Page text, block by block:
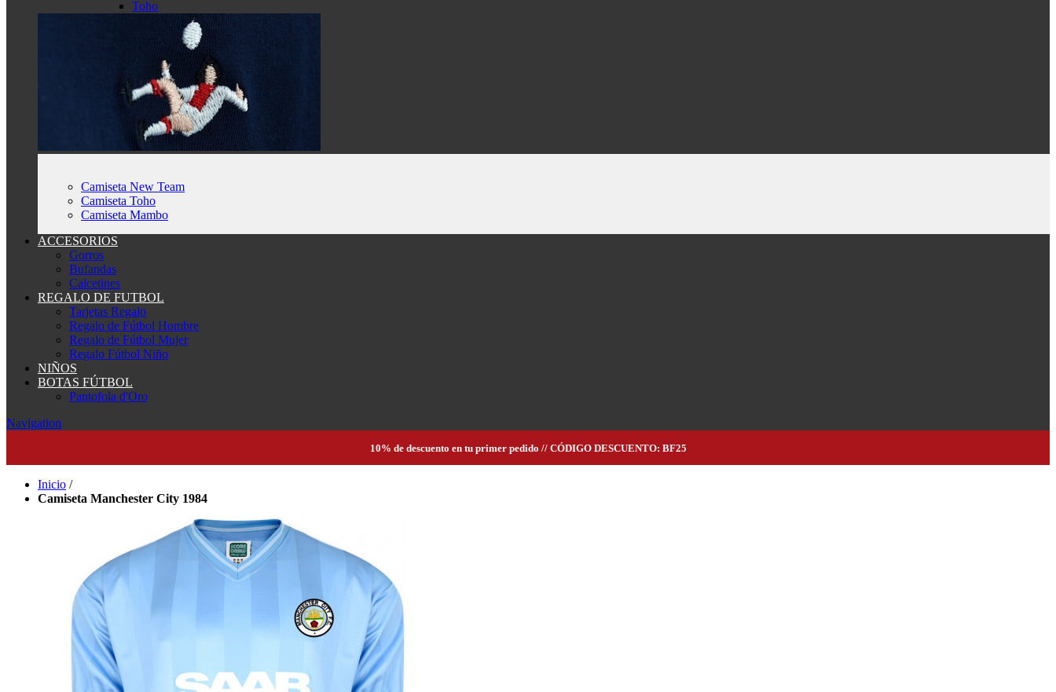
Toho
Camiseta New Team
Camiseta Toho
Camiseta Mambo
ACCESORIOS
Gorros
Bufandas
Calcetines
REGALO DE FUTBOL
Tarjetas Regalo
Regalo de Fútbol Hombre
Regalo de Fútbol Mujer
Regalo Fútbol Niño
NIÑOS
BOTAS FÚTBOL
Pantofola d'Oro
Navigation
10% de descuento en tu primer pedido // CÓDIGO DESCUENTO: BF25
Inicio /
Camiseta Manchester City 1984